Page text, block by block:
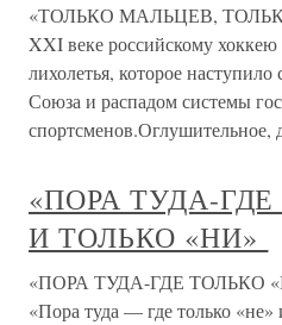
«ТОЛЬКО МАЛЬЦЕВ,
XXI веке российскому хоккею
лихолетья, которое наступило
Союза и распадом системы
спортсменов.Оглушительное,
«ПОРА ТУДА-
И ТОЛЬКО «НИ»
«ПОРА ТУДА-ГДЕ ТОЛЬКО
«Пора туда — где только